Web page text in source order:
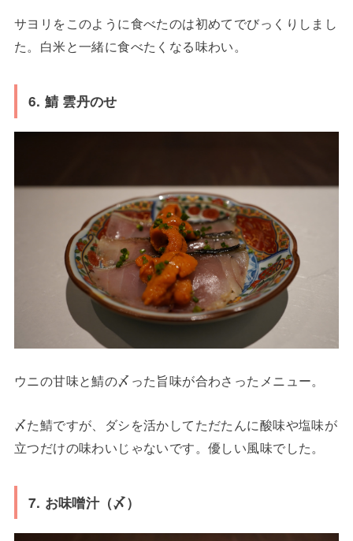
サヨリをこのように食べたのは初めてでびっくりしまし
た。白米と一緒に食べたくなる味わい。
6. 鯖 雲丹のせ
ウニの甘味と鯖の〆った旨味が合わさったメニュー。
〆た鯖ですが、ダシを活かしてただたんに酸味や塩味が
立つだけの味わいじゃないです。優しい風味でした。
7. お味噌汁（〆）